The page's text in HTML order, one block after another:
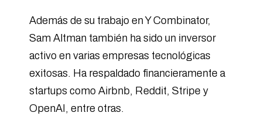
Además de su trabajo en Y Combinator,
Sam Altman también ha sido un inversor
activo en varias empresas tecnológicas
exitosas. Ha respaldado financieramente a
startups como Airbnb, Reddit, Stripe y
OpenAI, entre otras.